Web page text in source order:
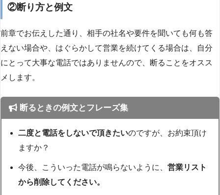
②断り方と例文
前章でお伝えした通り、相手の社名や要件を聞いても何も答
えない場合や、はぐらかして営業を続けてくる場合は、自分
にとって大事な電話ではありませんので、断ることをオスス
メします。
断るときの例文とフレーズ集
二度と電話をしないで頂きたいのですが、お約束頂け
ますか？
今後、こういった電話が鳴らないように、営業リスト
から削除してください。